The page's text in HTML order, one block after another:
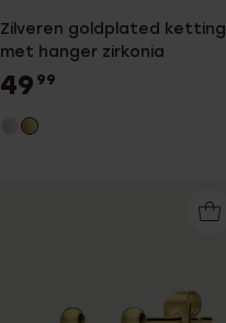
Zilveren goldplated ketting
met hanger zirkonia
49 99